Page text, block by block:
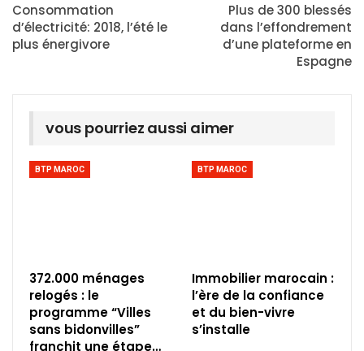
Consommation
d’électricité: 2018, l’été le
plus énergivore
Plus de 300 blessés
dans l’effondrement
d’une plateforme en
Espagne
vous pourriez aussi aimer
BTP MAROC
372.000 ménages
relogés : le
programme “Villes
sans bidonvilles”
franchit une étape…
BTP MAROC
Immobilier marocain :
l’ère de la confiance
et du bien-vivre
s’installe